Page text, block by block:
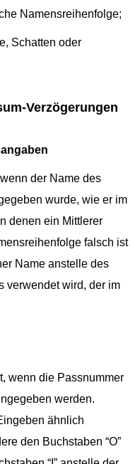
Namensreihenfolge;
Schatten oder
Verzögerungen
der Name des
wurde, wie er im
denen ein Mittlerer
falsch ist
Name anstelle des
verwendet wird, der im
wenn die Passnummer
werden.
ähnlich
den Buchstaben “O”